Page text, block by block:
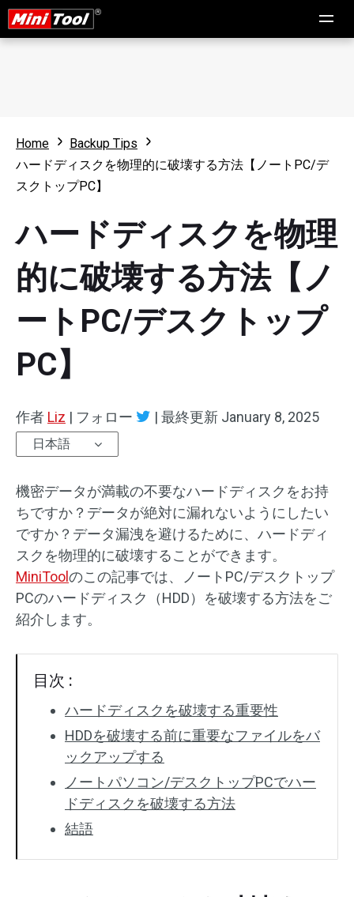
Home
Backup Tips
ハードディスクを物理的に破壊する方法【ノートPC/デ
スクトップPC】
ハードディスクを物理
的に破壊する方法【ノ
ートPC/デスクトップ
PC】
作者 Liz | フォロー | 最終更新 January 8, 2025
日本語
機密データが満載の不要なハードディスクをお持
ちですか？データが絶対に漏れないようにしたい
ですか？データ漏洩を避けるために、ハードディ
スクを物理的に破壊することができます。
MiniToolのこの記事では、ノートPC/デスクトップ
PCのハードディスク（HDD）を破壊する方法をご
紹介します。
目次 :
ハードディスクを破壊する重要性
HDDを破壊する前に重要なファイルをバ
ックアップする
ノートパソコン/デスクトップPCでハー
ドディスクを破壊する方法
結語